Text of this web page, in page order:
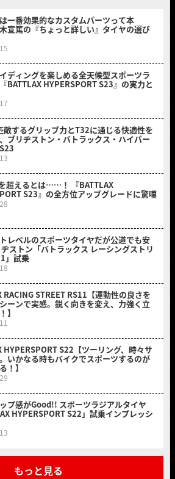
は一番効果的なカスタムパーツって本
宣篤の『ちょっと詳しい』タイヤの選び
ディングを楽しめる全天候型スポーツラ
BATTLAX HYPERSPORT S23』の実力と
敵するグリップ力とT32に通じる快適性を
ブリヂストン・バトラックス・ハイパー
超えるとは……！ 『BATTLAX
S23』の全方位アップグレードに驚嘆
レベルのスポーツタイヤだが公道でも安
ストン「バトラックス レーシングストリ
」試乗
RACING STREET RS11【運動性の良さを
ーンで実感。鋭く向きを変え、力強く立
】
HYPERSPORT S22【ツーリング、時々サ
いかなる時もバイクでスポーツするのが
！】
プ感がGood!! スポーツラジアルタイヤ
HYPERSPORT S22」試乗インプレッシ
もっと見る